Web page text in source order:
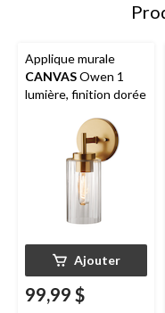
Applique murale
CANVASOwen 1
lumière, finition dorée
Ajouter
99,99 $